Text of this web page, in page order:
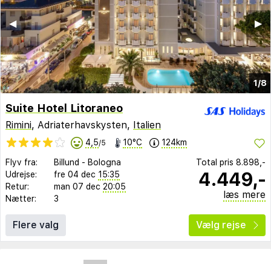
1/8
▶︎
◀︎
Suite Hotel Litoraneo
Rimini, Adriaterhavskysten, Italien
4,5/5 10°C 124km
Flyv fra: Billund - Bologna
Udrejse:
fre 04 dec 15:35
Retur:
man 07 dec 20:05
Nætter:
3
Total pris 8.898,-
4.449,-
læs mere
Flere valg Vælg rejse